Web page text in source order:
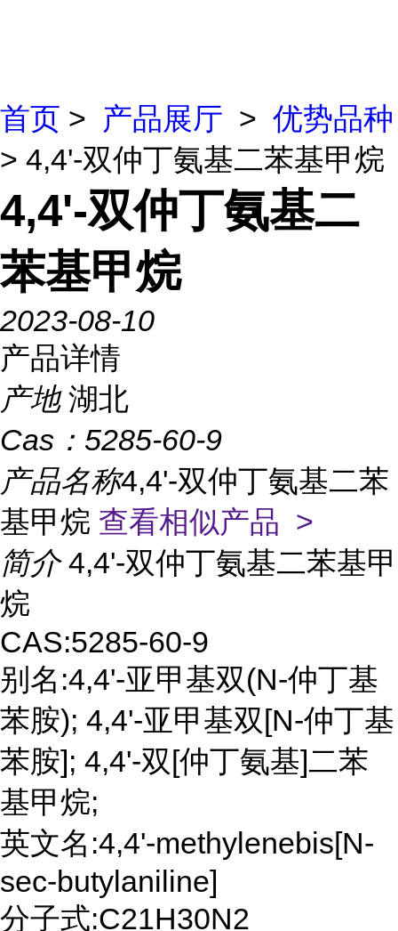
首页 > 产品展厅 > 优势品种
> 4,4'-双仲丁氨基二苯基甲烷
4,4'-双仲丁氨基二
苯基甲烷
2023-08-10
产品详情
产地 湖北
Cas： 5285-60-9
产品名称4,4'-双仲丁氨基二苯
基甲烷 查看相似产品 >
简介 4,4'-双仲丁氨基二苯基甲
烷
CAS:5285-60-9
别名:4,4'-亚甲基双(N-仲丁基
苯胺); 4,4'-亚甲基双[N-仲丁基
苯胺]; 4,4'-双[仲丁氨基]二苯
基甲烷;
英文名:4,4'-methylenebis[N-
sec-butylaniline]
分子式:C21H30N2